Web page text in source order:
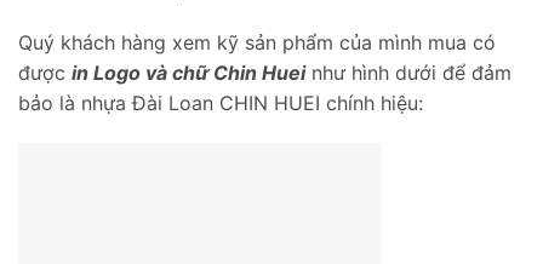
Quý khách hàng xem kỹ sản phẩm của mình mua có
được in Logo và chữ Chin Hueinhư hình dưới để đảm
bảo là nhựa Đài Loan CHIN HUEI chính hiệu: